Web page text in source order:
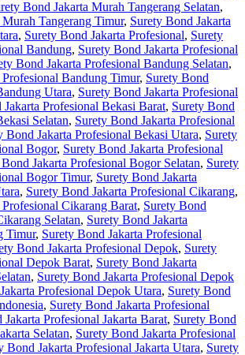
Bond Jakarta Murah Tangerang Selatan,
Tangerang Timur, Surety Bond Jakarta
, Surety Bond Jakarta Profesional, Surety
Bandung, Surety Bond Jakarta Profesional
Bond Jakarta Profesional Bandung Selatan,
Bandung Timur, Surety Bond
Utara, Surety Bond Jakarta Profesional
Jakarta Profesional Bekasi Barat, Surety Bond
Selatan, Surety Bond Jakarta Profesional
Bond Jakarta Profesional Bekasi Utara, Surety
Bogor, Surety Bond Jakarta Profesional
Jakarta Profesional Bogor Selatan, Surety
Bogor Timur, Surety Bond Jakarta
, Surety Bond Jakarta Profesional Cikarang,
Cikarang Barat, Surety Bond
Selatan, Surety Bond Jakarta
Timur, Surety Bond Jakarta Profesional
Bond Jakarta Profesional Depok, Surety
Depok Barat, Surety Bond Jakarta
, Surety Bond Jakarta Profesional Depok
Profesional Depok Utara, Surety Bond
, Surety Bond Jakarta Profesional
Jakarta Profesional Jakarta Barat, Surety Bond
Selatan, Surety Bond Jakarta Profesional
Bond Jakarta Profesional Jakarta Utara, Surety